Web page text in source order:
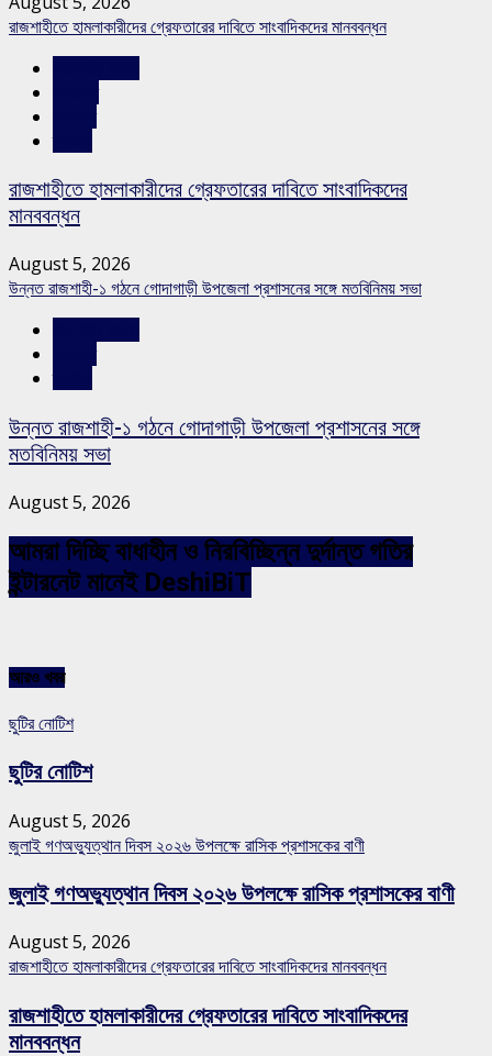
রাজশাহীতে হামলাকারীদের গ্রেফতারের দাবিতে সাংবাদিকদের মানববন্ধন
রাজশাহীতে হামলাকারীদের গ্রেফতারের দাবিতে সাংবাদিকদের
মানববন্ধন
August 5, 2026
উন্নত রাজশাহী-১ গঠনে গোদাগাড়ী উপজেলা প্রশাসনের সঙ্গে মতবিনিময় সভা
উন্নত রাজশাহী-১ গঠনে গোদাগাড়ী উপজেলা প্রশাসনের সঙ্গে
মতবিনিময় সভা
August 5, 2026
আমরা দিচ্ছি বাধাহীন ও নিরবিচ্ছিন্ন দুর্দান্ত গতির
ইন্টারনেট মানেই DeshiBiT
আরও খবর
ছুটির নোটিশ
ছুটির নোটিশ
August 5, 2026
জুলাই গণঅভ্যুত্থান দিবস ২০২৬ উপলক্ষে রাসিক প্রশাসকের বাণী
জুলাই গণঅভ্যুত্থান দিবস ২০২৬ উপলক্ষে রাসিক প্রশাসকের বাণী
August 5, 2026
রাজশাহীতে হামলাকারীদের গ্রেফতারের দাবিতে সাংবাদিকদের মানববন্ধন
রাজশাহীতে হামলাকারীদের গ্রেফতারের দাবিতে সাংবাদিকদের
মানববন্ধন